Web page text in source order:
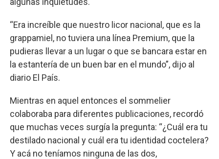
“Era increíble que nuestro licor nacional, que es la
grappamiel, no tuviera una línea Premium, que la
pudieras llevar a un lugar o que se bancara estar en
la estantería de un buen bar en el mundo”, dijo al
diario El País.
Mientras en aquel entonces el sommelier
colaboraba para diferentes publicaciones, recordó
que muchas veces surgía la pregunta: “¿Cuál era tu
destilado nacional y cuál era tu identidad coctelera?
Y acá no teníamos ninguna de las dos,